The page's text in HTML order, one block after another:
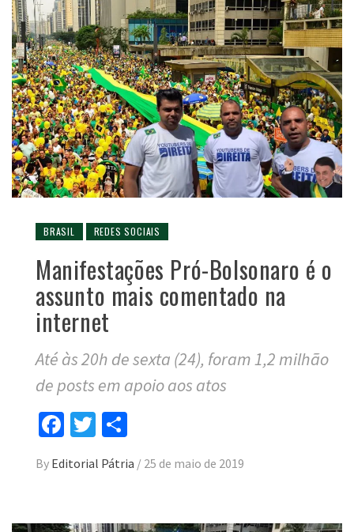
BRASIL REDES SOCIAIS
Manifestações Pró-Bolsonaro é o
assunto mais comentado na
internet
Até às 20h de sexta (24), foram 1,2 milhão
de posts em apoio aos atos
Facebook
Twitter
By Editorial Pátria / 25 de maio de 2019